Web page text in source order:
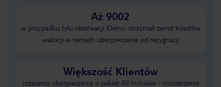
Aż 9002
w przypadku tylu rezerwacji Klienci otrzymali zwrot kosztów
wakacji w ramach ubezpieczenia od rezygnacji
Większość Klientów
rozszerza ubezpieczenia o pakiet All Inclusive - rozszerzenie